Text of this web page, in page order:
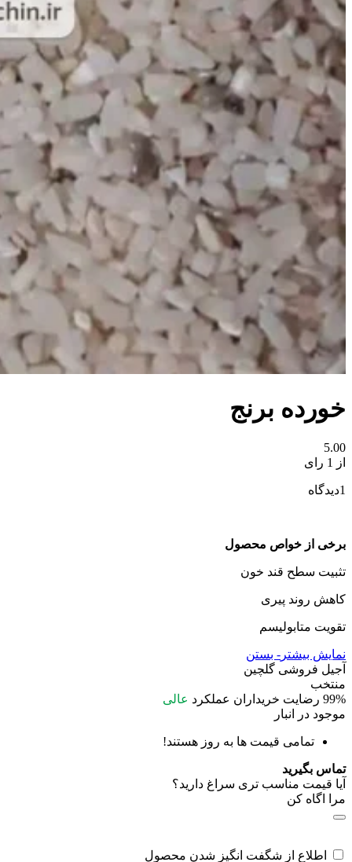
خورده برنج
5.00
از 1 رای
1دیدگاه
برخی از خواص محصول
تثبیت سطح قند خون
کاهش روند پیری
تقویت متابولیسم
نمایش بیشتر - بستن
آجیل فروشی گلچین
منتخب
99% رضایت خریداران عملکرد عالی
موجود در انبار
تمامی قیمت ها به روز هستند!
تماس بگیرید
آیا قیمت مناسب تری سراغ دارید؟
مرا اگاه کن
اطلاع از شگفت انگیز شدن محصول